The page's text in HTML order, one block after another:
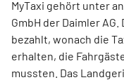
MyTaxi gehört unter
GmbH der Daimler
bezahlt, wonach die
erhalten, die
mussten. Das